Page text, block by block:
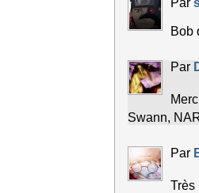
Par
Bob
Par
Swann,
Par
Très